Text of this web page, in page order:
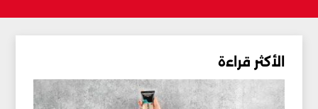
الأكثر قراءة